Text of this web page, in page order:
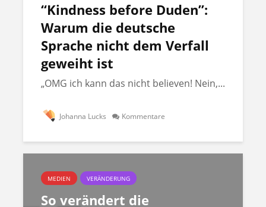
“Kindness before Duden”:
Warum die deutsche
Sprache nicht dem Verfall
geweiht ist
„OMG ich kann das nicht believen! Nein,...
Johanna Lucks Kommentare
MEDIEN VERÄNDERUNG
So verändert die